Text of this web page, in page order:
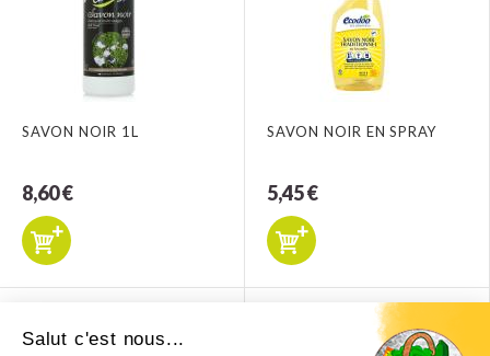
Salut c'est nous...
SAVON NOIR 1L
8,60 €
SAVON NOIR EN SPRAY
5,45 €